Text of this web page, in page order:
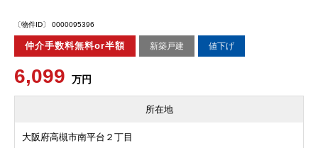
〔物件ID〕 0000095396
仲介手数料無料or半額 新築戸建 値下げ
6,099 万円
所在地
大阪府高槻市南平台２丁目